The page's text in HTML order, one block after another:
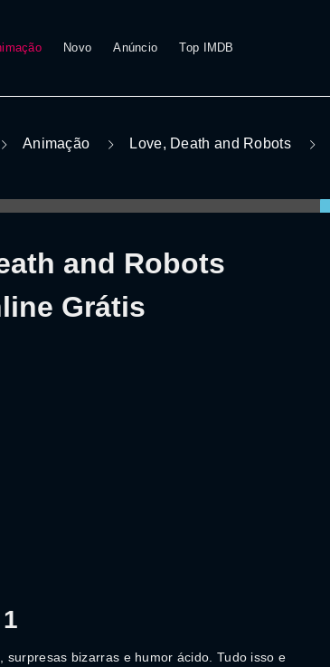
Novo Anúncio Top IMDB
Animação Love, Death and Robots
and Robots
Grátis
surpresas bizarras e humor ácido. Tudo isso e